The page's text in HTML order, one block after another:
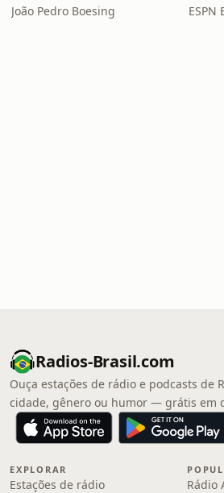
João Pedro Boesing ESPN
Radios-Brasil.com
Ouça estações de rádio e podcasts de
cidade, gênero ou humor — grátis em
EXPLORAR
Estações de rádio Rádio